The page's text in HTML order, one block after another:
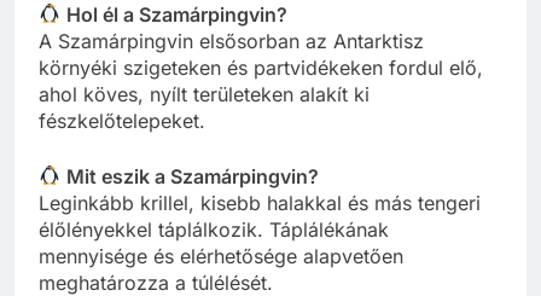
Hol él a Szamárpingvin?
A Szamárpingvin elsősorban az Antarktisz
környéki szigeteken és partvidékeken fordul elő,
ahol köves, nyílt területeken alakít ki
fészkelőtelepeket.
Mit eszik a Szamárpingvin?
Leginkább krillel, kisebb halakkal és más tengeri
élőlényekkel táplálkozik. Táplálékának
mennyisége és elérhetősége alapvetően
meghatározza a túlélését.